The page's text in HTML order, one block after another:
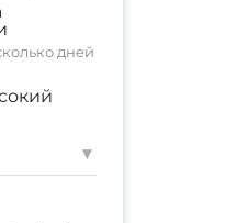
дней
$ 250,000
▾